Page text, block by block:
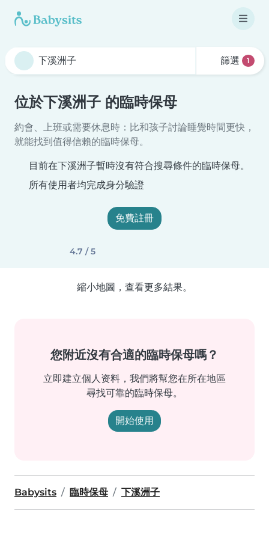
篩選 1
位於下溪洲子 的臨時保母
約會、上班或需要休息時：比和孩子討論睡覺時間更快，
就能找到值得信賴的臨時保母。
目前在下溪洲子暫時沒有符合搜尋條件的臨時保母。
所有使用者均完成身分驗證
免費註冊
4.7 / 5
縮小地圖，查看更多結果。
您附近沒有合適的臨時保母嗎？
立即建立個人资料，我們將幫您在所在地區
尋找可靠的臨時保母。
開始使用
Babysits 臨時保母 下溪洲子